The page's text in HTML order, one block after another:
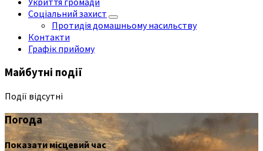
Соціальний захист
Протидія домашньому насильству
Контакти
Графік прийому
Майбутні події
Події відсутні
Погода
Показати місцевий час